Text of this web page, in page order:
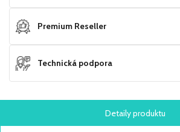
Premium Reseller
Technická podpora
Detaily produktu